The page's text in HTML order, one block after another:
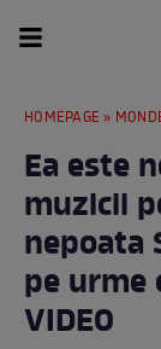
HOMEPAGE »
Ea este
muzicii
nepoata
pe urme
VIDEO